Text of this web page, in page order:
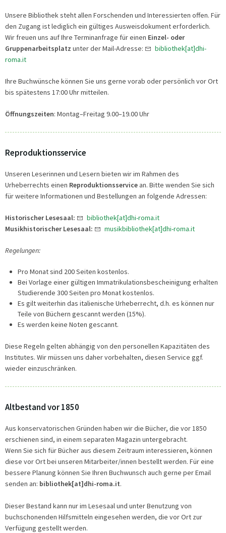
Unsere Bibliothek steht allen Forschenden und Interessierten offen. Für
den Zugang ist lediglich ein gültiges Ausweisdokument erforderlich.
Wir freuen uns auf Ihre Terminanfrage für einen Einzel- oder
Gruppenarbeitsplatz unter der Mail-Adresse:
bibliothek[at]dhi-
roma.it
Ihre Buchwünsche können Sie uns gerne vorab oder persönlich vor Ort
bis spätestens 17:00 Uhr mitteilen.
Öffnungszeiten: Montag–Freitag 9.00–19.00 Uhr
Reproduktionsservice
Unseren Leserinnen und Lesern bieten wir im Rahmen des
Urheberrechts einen Reproduktionsservice an. Bitte wenden Sie sich
für weitere Informationen und Bestellungen an folgende Adressen:
Historischer Lesesaal:
bibliothek[at]dhi-roma.it
Musikhistorischer Lesesaal:
musikbibliothek[at]dhi-roma.it
Regelungen:
Pro Monat sind 200 Seiten kostenlos.
Bei Vorlage einer gültigen Immatrikulationsbescheinigung erhalten
Studierende 300 Seiten pro Monat kostenlos.
Es gilt weiterhin das italienische Urheberrecht, d.h. es können nur
Teile von Büchern gescannt werden (15%).
Es werden keine Noten gescannt.
Diese Regeln gelten abhängig von den personellen Kapazitäten des
Institutes. Wir müssen uns daher vorbehalten, diesen Service ggf.
wieder einzuschränken.
Altbestand vor 1850
Aus konservatorischen Gründen haben wir die Bücher, die vor 1850
erschienen sind, in einem separaten Magazin untergebracht.
Wenn Sie sich für Bücher aus diesem Zeitraum interessieren, können
diese vor Ort bei unseren Mitarbeiter/innen bestellt werden. Für eine
bessere Planung können Sie Ihren Buchwunsch auch gerne per Email
senden an: bibliothek[at]dhi-roma.it.
Dieser Bestand kann nur im Lesesaal und unter Benutzung von
buchschonenden Hilfsmitteln eingesehen werden, die vor Ort zur
Verfügung gestellt werden.